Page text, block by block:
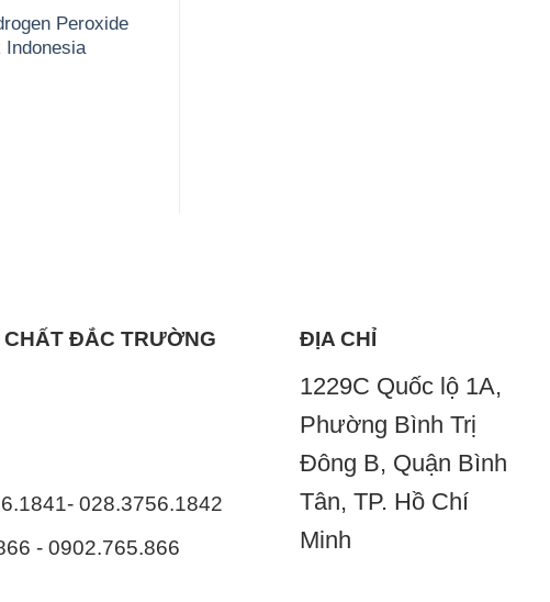
Peroxide
Indonesia
CHẤT ĐẮC TRƯỜNG
028.3756.1842
- 0902.765.866
ĐỊA CHỈ
1229C Quốc lộ 1A,
Phường Bình Trị
Đông B, Quận Bình
Tân, TP. Hồ Chí
Minh